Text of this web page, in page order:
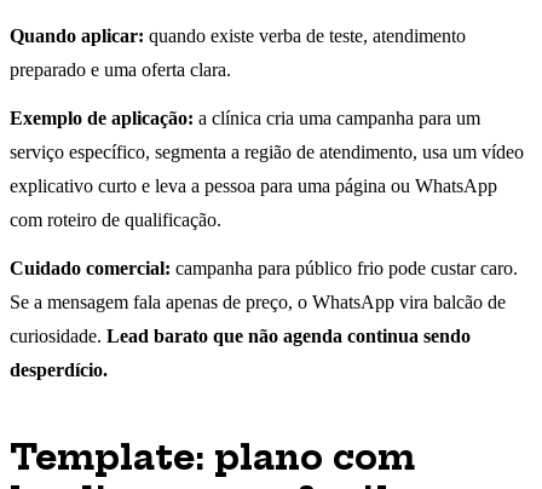
Quando aplicar: quando existe verba de teste, atendimento
preparado e uma oferta clara.
Exemplo de aplicação: a clínica cria uma campanha para um
serviço específico, segmenta a região de atendimento, usa um vídeo
explicativo curto e leva a pessoa para uma página ou WhatsApp
com roteiro de qualificação.
Cuidado comercial: campanha para público frio pode custar caro.
Se a mensagem fala apenas de preço, o WhatsApp vira balcão de
curiosidade. Lead barato que não agenda continua sendo
desperdício.
Template: plano com